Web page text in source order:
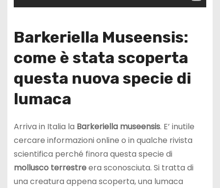
Barkeriella Museensis:
come è stata scoperta
questa nuova specie di
lumaca
Arriva in Italia la Barkeriella museensis. E’ inutile
cercare informazioni online o in qualche rivista
scientifica perché finora questa specie di
mollusco terrestreera sconosciuta. Si tratta di
una creatura appena scoperta, una lumaca